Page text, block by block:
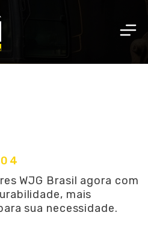
WJG Brasil agora com
mais
sua necessidade.